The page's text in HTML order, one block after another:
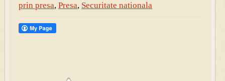
prin presa, Presa, Securitate nationala